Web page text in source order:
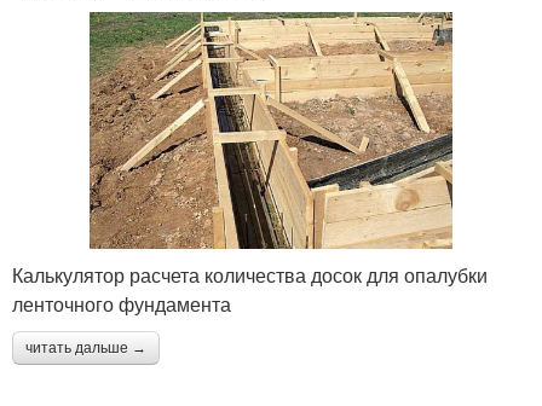
Калькулятор расчета количества досок для опалубки
ленточного фундамента
читать дальше →